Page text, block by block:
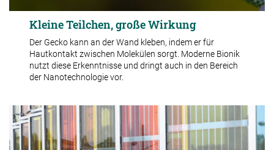
Kleine Teilchen, große Wirkung
Der Gecko kann an der Wand kleben, indem er für
Hautkontakt zwischen Molekülen sorgt. Moderne Bionik
nutzt diese Erkenntnisse und dringt auch in den Bereich
der Nanotechnologie vor.